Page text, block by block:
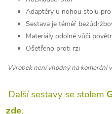
Adaptéry u nohou stolu
Sestava je téměř
Materiály odolné vůči
Ošetřeno proti rzi
Výrobek není vhodný na komerční
Další sestavy se stolem
zde.